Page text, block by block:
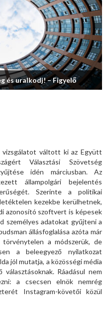
és uralkodj! – Figyelő
vizsgálatot váltott ki az Együtt
Választási Szövetség
idén márciusban. Az
állampolgári bejelentés
Szerinte a politikai
kezekbe kerülhetnek,
azonosító szoftvert is képesek
személyes adatokat gyűjteni a
állásfoglalása azóta már
a módszerük, de
a beleegyező nyilatkozat
jól mutatja, a közösségi média
Ráadásul nem
a csecsen elnök nemrég
Instagram-követői közül